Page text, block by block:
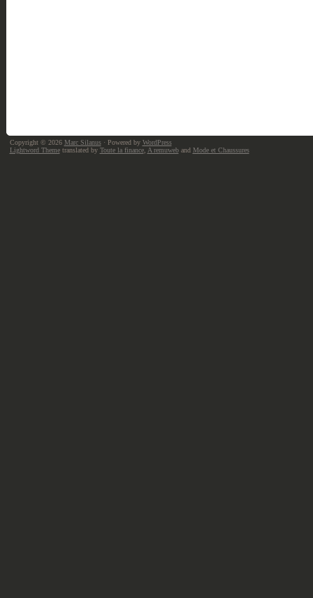
Copyright © 2026 Marc Silanus· Powered by WordPress
Lightword Themetranslated by Toute la finance, A remuweband Mode et Chaussures